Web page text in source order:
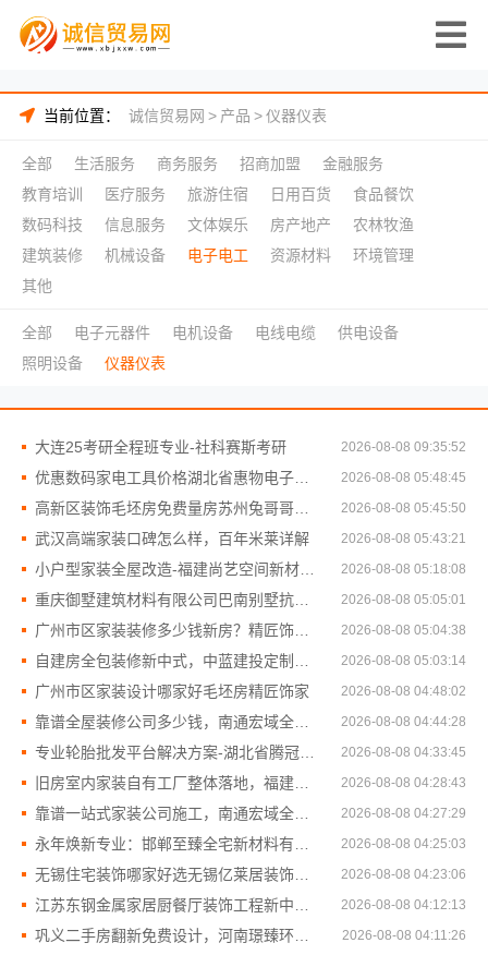
当前位置： 诚信贸易网 > 产品 >仪器仪表
全部 生活服务 商务服务 招商加盟
金融服务
教育培训
医疗服务 旅游住宿 日用百货
食品餐饮
数码科技
信息服务 文体娱乐 房产地产
农林牧渔
建筑装修
机械设备 电子电工 资源材料
环境管理
其他
全部 电子元器件 电机设备 电线电缆
供电设备
照明设备
仪器仪表
大连25考研全程班专业-社科赛斯考研 2026-08-08 09:35:52
2026-08-08 05:48:45
2026-08-08 05:45:50
武汉高端家装口碑怎么样，百年米莱详解 2026-08-08 05:43:21
2026-08-08 05:18:08
2026-08-08 05:05:01
2026-08-08 05:04:38
2026-08-08 05:03:14
广州市区家装设计哪家好毛坯房精匠饰家 2026-08-08 04:48:02
2026-08-08 04:44:28
2026-08-08 04:33:45
2026-08-08 04:28:43
2026-08-08 04:27:29
2026-08-08 04:25:03
2026-08-08 04:23:06
2026-08-08 04:12:13
2026-08-08 04:11:26